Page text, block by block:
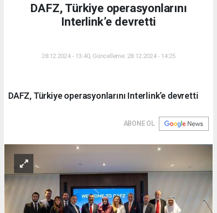
DAFZ, Türkiye operasyonlarını
Interlink’e devretti
28.12.2024 - 13:40, Güncelleme: 28.12.2024 - 14:25
DAFZ, Türkiye operasyonlarını Interlink’e devretti
ABONE OL